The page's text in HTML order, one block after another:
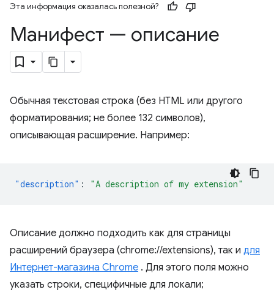
Эта информация оказалась полезной?
Манифест — описание
Обычная текстовая строка (без HTML или другого
форматирования; не более 132 символов),
описывающая расширение. Например:
"description" : "A description of my extension"
Описание должно подходить как для страницы
расширений браузера (chrome://extensions), так и для
Интернет-магазина Chrome . Для этого поля можно
указать строки, специфичные для локали;